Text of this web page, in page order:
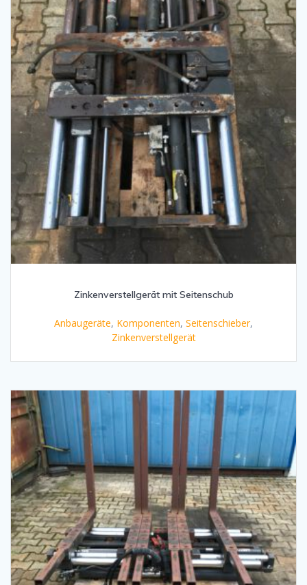
Zinkenverstellgerät mit Seitenschub
Anbaugeräte, Komponenten, Seitenschieber,
Zinkenverstellgerät